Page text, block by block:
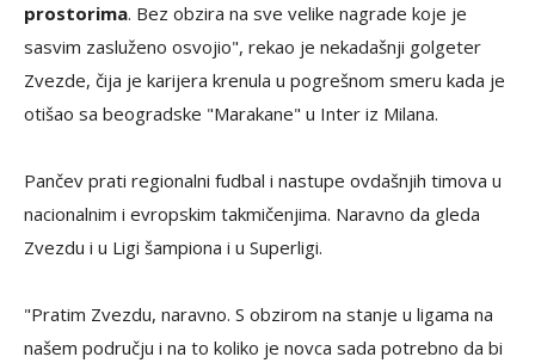
prostorima. Bez obzira na sve velike nagrade koje je
sasvim zasluženo osvojio", rekao je nekadašnji golgeter
Zvezde, čija je karijera krenula u pogrešnom smeru kada je
otišao sa beogradske "Marakane" u Inter iz Milana.
Pančev prati regionalni fudbal i nastupe ovdašnjih timova u
nacionalnim i evropskim takmičenjima. Naravno da gleda
Zvezdu i u Ligi šampiona i u Superligi.
"Pratim Zvezdu, naravno. S obzirom na stanje u ligama na
našem području i na to koliko je novca sada potrebno da bi